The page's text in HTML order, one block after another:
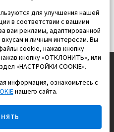
для улучшения нашей
в соответствии с вашими
вам рекламы, адаптированной
и личным интересам. Вы
cookie, нажав кнопку
кнопку «ОТКЛОНИТЬ», или
«НАСТРОЙКИ COOKIE».
информация, ознакомьтесь с
нашего сайта.